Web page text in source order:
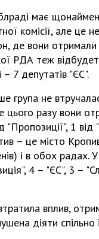
має
комісії, але це
де вони
РДА теж
7 депутатів "ЄС".
група не
цього разу вони
"Пропозиції", 1
– це місто
і в обох радах.
4 – "ЄС", 3 –
вплив,
діяти